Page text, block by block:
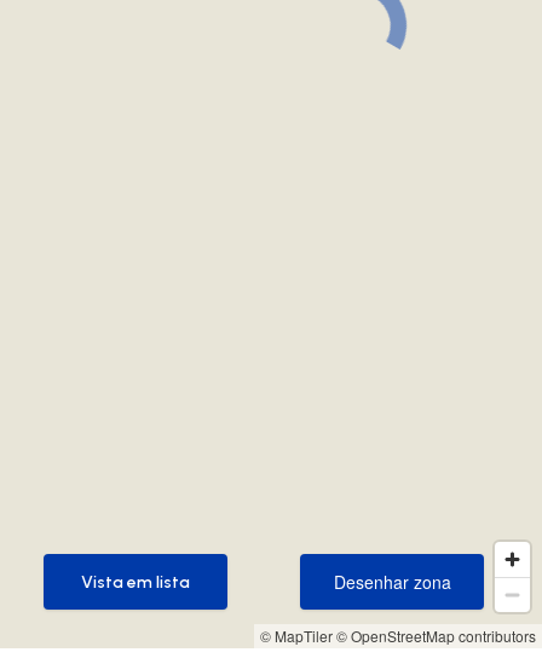
© MapTiler© OpenStreetMap contributors
Desenhar zona
Desenhar zona
Vista em lista
Vista em lista